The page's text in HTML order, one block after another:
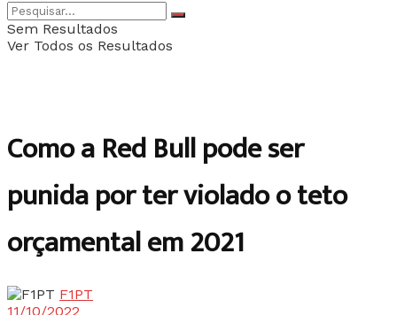
Sem Resultados
Ver Todos os Resultados
Como a Red Bull pode ser
punida por ter violado o teto
orçamental em 2021
F1PT
11/10/2022